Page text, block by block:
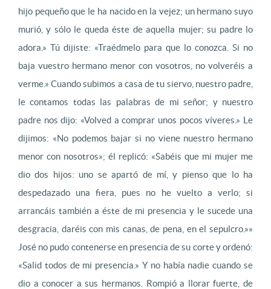
hijo pequeño que le ha nacido en la vejez; un hermano suyo
murió, y sólo le queda éste de aquella mujer; su padre lo
adora.» Tú dijiste: «Traédmelo para que lo conozca. Si no
baja vuestro hermano menor con vosotros, no volveréis a
verme.» Cuando subimos a casa de tu siervo, nuestro padre,
le contamos todas las palabras de mi señor; y nuestro
padre nos dijo: «Volved a comprar unos pocos víveres.» Le
dijimos: «No podemos bajar si no viene nuestro hermano
menor con nosotros»; él replicó: «Sabéis que mi mujer me
dio dos hijos: uno se apartó de mí, y pienso que lo ha
despedazado una fiera, pues no he vuelto a verlo; si
arrancáis también a éste de mi presencia y le sucede una
desgracia, daréis con mis canas, de pena, en el sepulcro.»»
José no pudo contenerse en presencia de su corte y ordenó:
«Salid todos de mi presencia.» Y no había nadie cuando se
dio a conocer a sus hermanos. Rompió a llorar fuerte, de